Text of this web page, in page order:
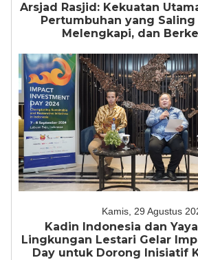
Arsjad Rasjid: Kekuatan
Pertumbuhan yang
Melengkapi, dan
Kamis, 29 Agustus
Kadin Indonesia dan
Lingkungan Lestari Gelar
Day untuk Dorong Inisiatif